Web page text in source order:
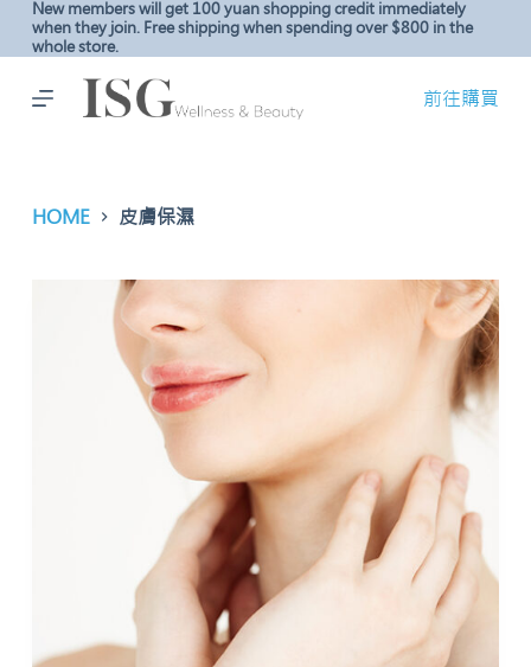
S
k
New members will get 100 yuan shopping credit immediately
when they join. Free shipping when spending over $800 in the
whole store.
前往購買
HOME 皮膚保濕